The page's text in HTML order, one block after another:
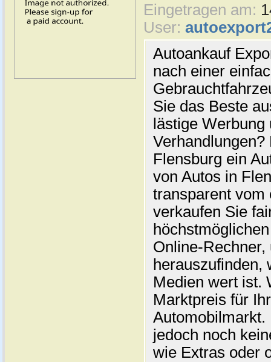
Eingetragen am:
User:
Autoankauf
nach einer
Sie das Beste
lästige
Flensburg ein
von Autos in
transparent vom
verkaufen Sie
Online-
herauszufinden,
Medien wert ist.
Marktpreis für
jedoch noch
wie Extras oder